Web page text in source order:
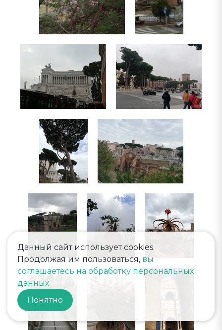
Данный сайт использует cookies.
Продолжая им пользоваться, вы
соглашаетесь на обработку персональных
данных
Понятно